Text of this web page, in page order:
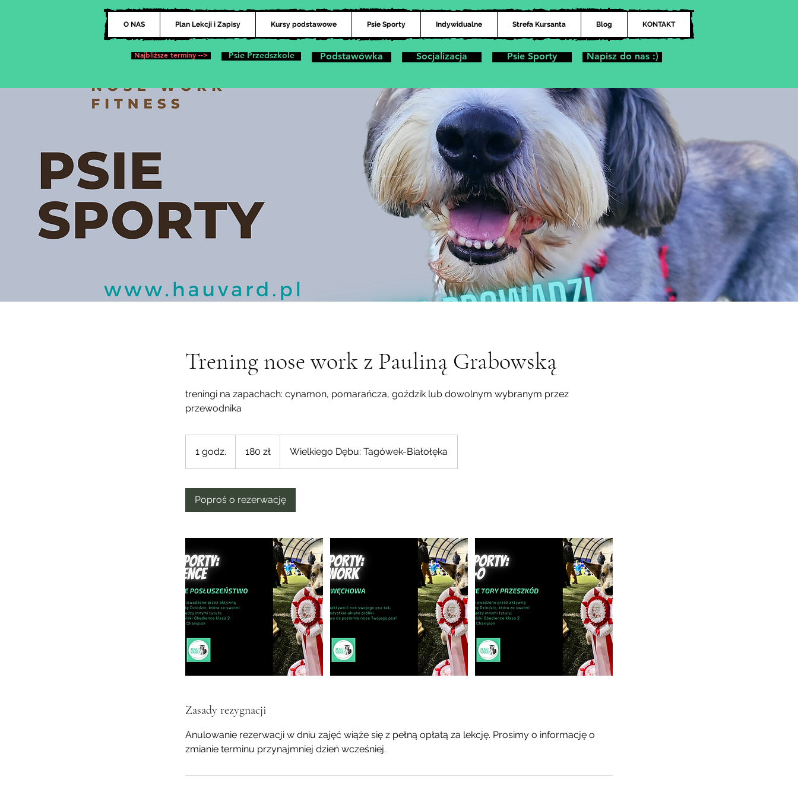
O NAS Plan Lekcji i Zapisy Kursy podstawowe Psie Sporty Indywidualne Strefa Kursanta Blog KONTAKT
Najbliższe terminy --> Psie Przedszkole Podstawówka Socjalizacja Psie Sporty Napisz do nas :)
Trening nose work z Pauliną Grabowską
treningi na zapachach: cynamon, pomarańcza, goździk lub dowolnym wybranym przez
przewodnika
1 godz.
g
polskich
180 zł Wielkiego Dębu: Tagówek-Białołęka
Poproś o rezerwację
Zasady rezygnacji
Anulowanie rezerwacji w dniu zajęć wiąże się z pełną opłatą za lekcję. Prosimy o informację o
zmianie terminu przynajmniej dzień wcześniej.